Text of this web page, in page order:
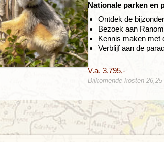
Nationale parken en
Ontdek de
Bezoek aan
Kennis maken met
Verblijf aan de
V.a. 3.795,-
Bijkomende kosten